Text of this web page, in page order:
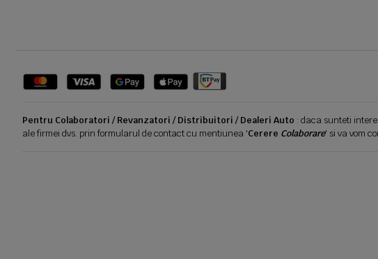
Pentru Colaboratori / Revanzatori / Distribuitori / Dealeri Auto : daca sunteti
ale firmei dvs. prin formularul de contact cu mentiunea 'Cerere Colaborare' si va vom